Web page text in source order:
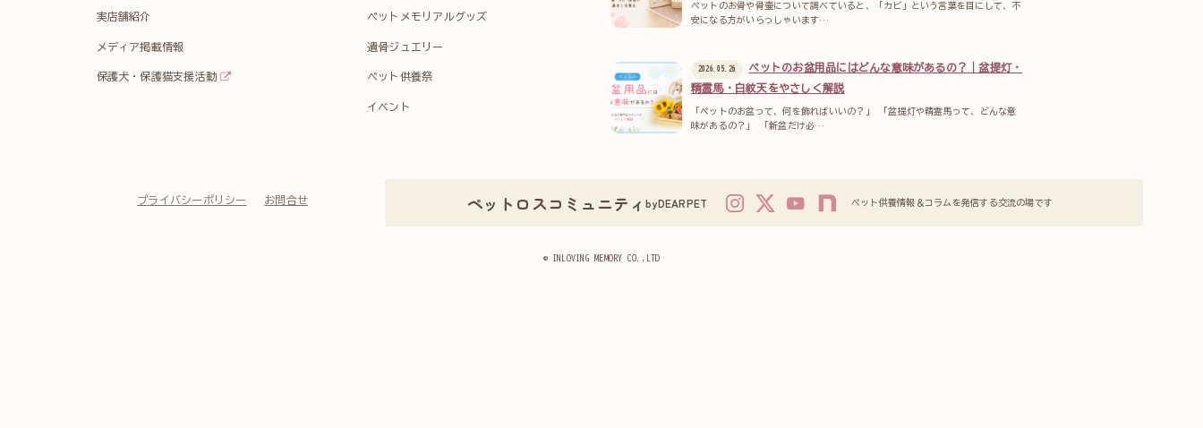
実店舗紹介
メディア掲載情報
保護犬・保護猫支援活動
ペットメモリアルグッズ
遺骨ジュエリー
ペット供養祭
イベント
ペットのお骨や骨壷について調べていると、「カビ」という言葉を目にして、不
安になる方がいらっしゃいます…
2026.05.26
ペットのお盆用品にはどんな意味があるの？｜盆提灯・
精霊馬・白紋天をやさしく解説
「ペットのお盆って、何を飾ればいいの？」 「盆提灯や精霊馬って、どんな意
味があるの？」 「新盆だけ必…
プライバシーポリシー お問合せ ペットロスコミュニティbyDEARPET ペット供養情報＆コラムを発信する交流の場です
© INLOVING MEMORY CO.,LTD